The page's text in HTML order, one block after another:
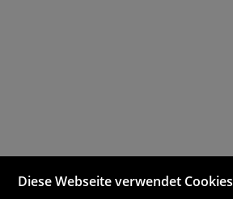
Diese Webseite verwendet Cookies